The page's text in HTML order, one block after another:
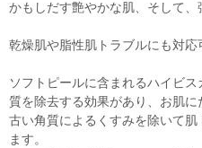
かもしだす艶やかな肌、そして、
乾燥肌や脂性肌トラブルにも対
ソフトピールに含まれるハイビ
質を除去する効果があり、お肌に
古い角質によるくすみを除いて
ます。